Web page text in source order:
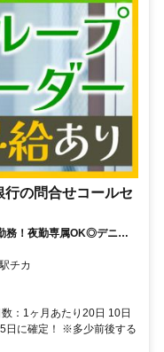
の問合せコールセ
務！夜勤専属OK◎デニム
チカ
：1ヶ月あたり20日 10日
日に確定！ ※多少前後する